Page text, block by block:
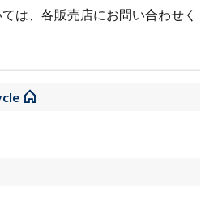
は、各販売店にお問い合わせく